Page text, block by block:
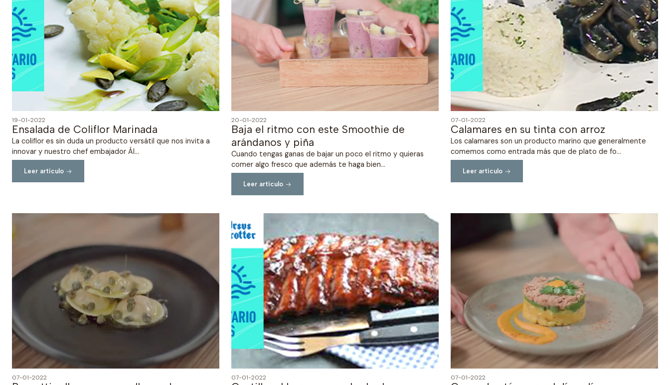
19-01-2022
Ensalada de Coliflor Marinada
La coliflor es sin duda un producto versátil que nos invita a
innovar y nuestro chef embajador Ál...
Leer artículo
20-01-2022
Baja el ritmo con este Smoothie de
arándanos y piña
Cuando tengas ganas de bajar un poco el ritmo y quieras
comer algo fresco que además te haga bien...
Leer artículo
07-01-2022
Calamares en su tinta con arroz
Los calamares son un producto marino que generalmente
comemos como entrada más que de plato de fo...
Leer artículo
07-01-2022 07-01-2022 07-01-2022